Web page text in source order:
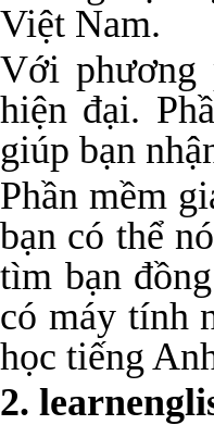
Việt Nam.
Với phương
hiện đại.
giúp bạn
Phần mềm
bạn có thể
tìm bạn
có máy tính
học tiếng
2.